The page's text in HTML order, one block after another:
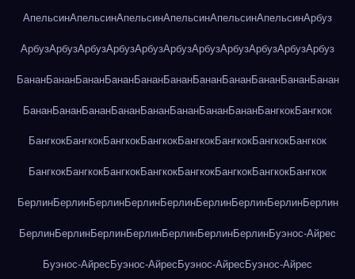
АпельсинАпельсинАпельсинАпельсинАпельсинАпельсинАрбуз
АрбузАрбузАрбузАрбузАрбузАрбузАрбузАрбузАрбузАрбузАрбуз
БананБананБананБананБананБананБананБананБананБананБанан
БананБананБананБананБананБананБананБананБангкокБангкок
БангкокБангкокБангкокБангкокБангкокБангкокБангкокБангкок
БангкокБангкокБангкокБангкокБангкокБангкокБангкокБангкок
БерлинБерлинБерлинБерлинБерлинБерлинБерлинБерлинБерлин
БерлинБерлинБерлинБерлинБерлинБерлинБерлинБуэнос-Айрес
Буэнос-АйресБуэнос-АйресБуэнос-АйресБуэнос-Айрес